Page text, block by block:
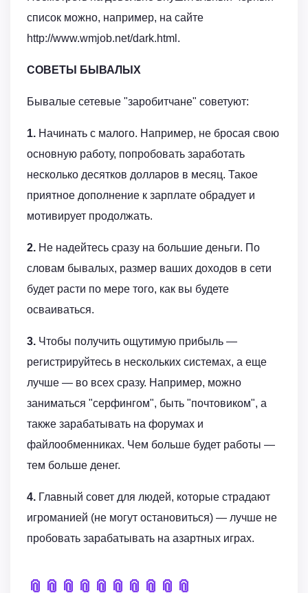
список можно, например, на сайте
http://www.wmjob.net/dark.html.
СОВЕТЫ БЫВАЛЫХ
Бывалые сетевые "заробитчане" советуют:
1. Начинать с малого. Например, не бросая свою
основную работу, попробовать заработать
несколько десятков долларов в месяц. Такое
приятное дополнение к зарплате обрадует и
мотивирует продолжать.
2. Не надейтесь сразу на большие деньги. По
словам бывалых, размер ваших доходов в сети
будет расти по мере того, как вы будете
осваиваться.
3. Чтобы получить ощутимую прибыль —
регистрируйтесь в нескольких системах, а еще
лучше — во всех сразу. Например, можно
заниматься "серфингом", быть "почтовиком", а
также зарабатывать на форумах и
файлообменниках. Чем больше будет работы —
тем больше денег.
4. Главный совет для людей, которые страдают
игроманией (не могут остановиться) — лучше не
пробовать зарабатывать на азартных играх.
📎 📎 📎 📎 📎 📎 📎 📎 📎 📎